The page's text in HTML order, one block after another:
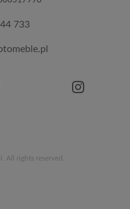
733
rights reserved.